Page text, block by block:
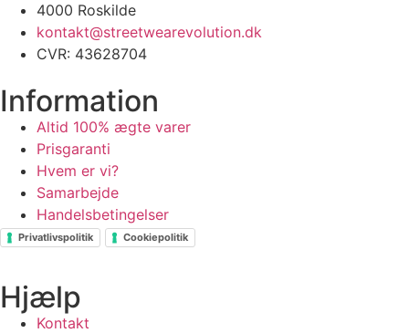
4000 Roskilde
kontakt@streetwearevolution.dk
CVR: 43628704
Information
Altid 100% ægte varer
Prisgaranti
Hvem er vi?
Samarbejde
Handelsbetingelser
Privatlivspolitik Cookiepolitik
Hjælp
Kontakt